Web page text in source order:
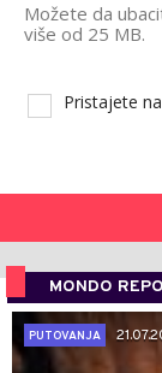
Možete da
više od 25 MB.
Pristajete na
MONDO
PUTOVANJA